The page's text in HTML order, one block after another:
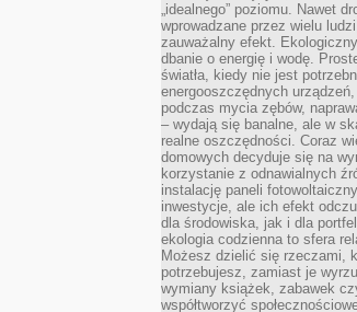
„idealnego” poziomu. Nawet
wprowadzane przez wielu
zauważalny efekt.
dbanie o energię i wodę.
światła, kiedy nie jest
energooszczędnych
podczas mycia zębów,
– wydają się banalne, ale w
realne oszczędności. Coraz
domowych decyduje się na
korzystanie z odnawialnych
instalację paneli
inwestycje, ale ich efekt
dla środowiska, jak i dla
ekologia codzienna to sfera
Możesz dzielić się rzeczami,
potrzebujesz, zamiast je
wymiany książek, zabawek
współtworzyć